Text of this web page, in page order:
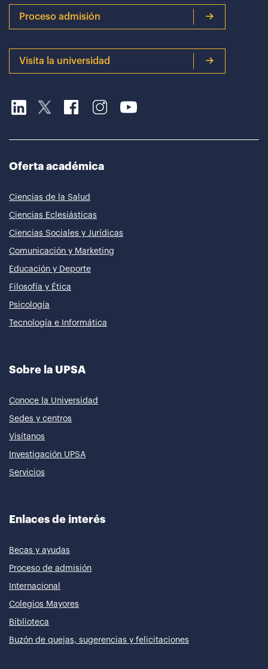
Proceso admisión
Visita la universidad
Oferta académica
Ciencias de la Salud
Ciencias Eclesiásticas
Ciencias Sociales y Jurídicas
Comunicación y Marketing
Educación y Deporte
Filosofía y Ética
Psicología
Tecnología e Informática
Sobre la UPSA
Conoce la Universidad
Sedes y centros
Visítanos
Investigación UPSA
Servicios
Enlaces de interés
Becas y ayudas
Proceso de admisión
Internacional
Colegios Mayores
Biblioteca
Buzón de quejas, sugerencias y felicitaciones